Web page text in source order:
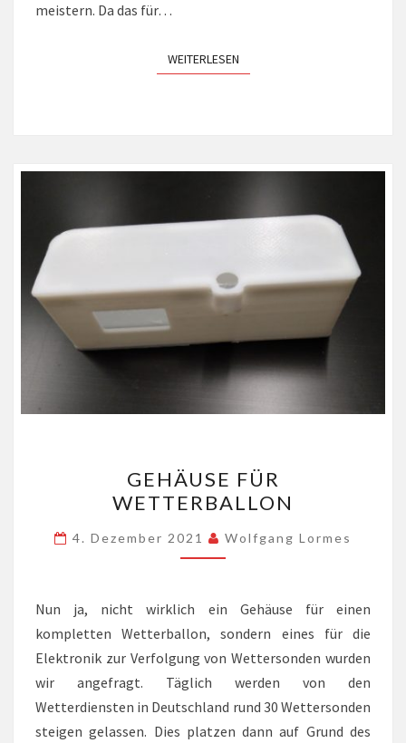
meistern. Da das für…
WEITERLESENWEITERLESEN
FÜR
WETTERBALLON
GEHÄUSE FÜR
WETTERBALLON
4. Dezember 2021 Wolfgang Lormes
Nun ja, nicht wirklich ein Gehäuse für einen
kompletten Wetterballon, sondern eines für die
Elektronik zur Verfolgung von Wettersonden wurden
wir angefragt. Täglich werden von den
Wetterdiensten in Deutschland rund 30 Wettersonden
steigen gelassen. Dies platzen dann auf Grund des